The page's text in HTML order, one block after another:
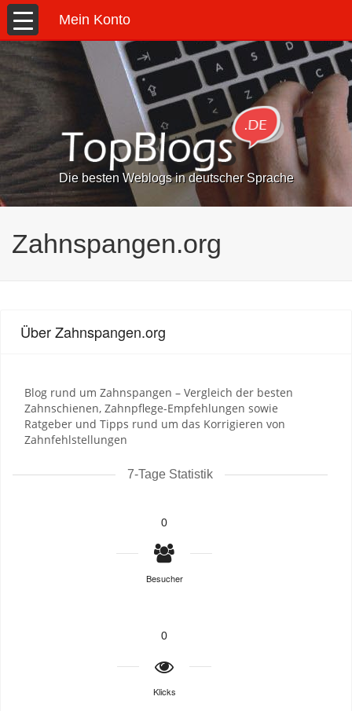
Mein Konto
Die besten Weblogs in deutscher Sprache
Zahnspangen.org
Über Zahnspangen.org
Blog rund um Zahnspangen – Vergleich der besten
Zahnschienen, Zahnpflege-Empfehlungen sowie
Ratgeber und Tipps rund um das Korrigieren von
Zahnfehlstellungen
7-Tage Statistik
0
Besucher
0
Klicks